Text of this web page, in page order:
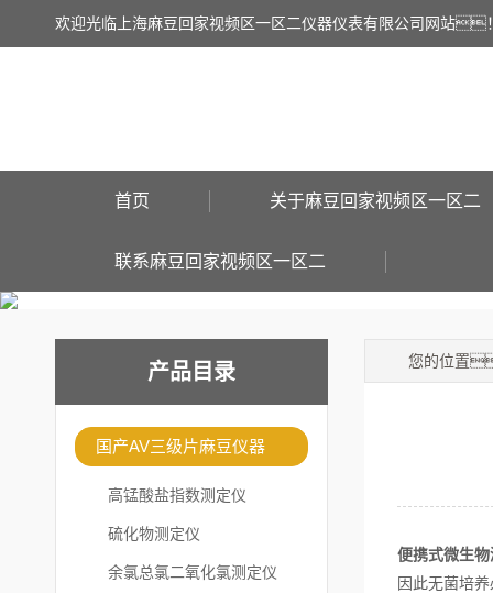
欢迎光临上海麻豆回家视频区一区二仪器仪表有限公司网站
首页 关于麻豆回家视频区一区二
联系麻豆回家视频区一区二
产品目录
国产AV三级片麻豆仪器
高锰酸盐指数测定仪
硫化物测定仪
余氯总氯二氧化氯测定仪
您的位
便携式微生
因此无菌培